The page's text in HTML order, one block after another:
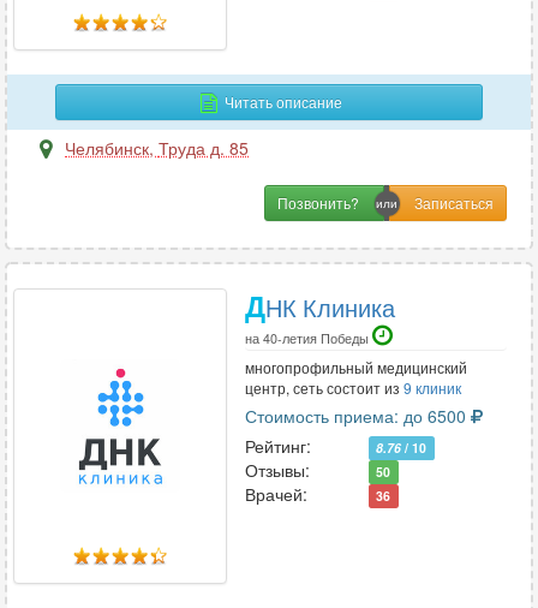
Читать описание
Челябинск, Труда д. 85
Позвонить?
ДНК Клиника
на 40-летия Победы
многопрофильный медицинский
центр, сеть состоит из 9 клиник
Стоимость приема: до 6500
Рейтинг:
8.76 / 10
Отзывы: 50
Врачей: 36